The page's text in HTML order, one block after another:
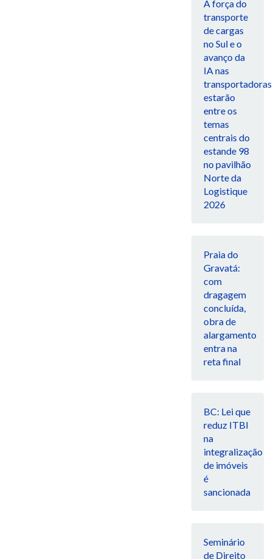
A força do
transporte
de cargas
no Sul e o
avanço da
IA nas
transportadoras
estarão
entre os
temas
centrais do
estande 98
no pavilhão
Norte da
Logistique
2026
Praia do
Gravatá:
com
dragagem
concluída,
obra de
alargamento
entra na
reta final
BC: Lei que
reduz ITBI
na
integralização
de imóveis
é
sancionada
Seminário
de Direito